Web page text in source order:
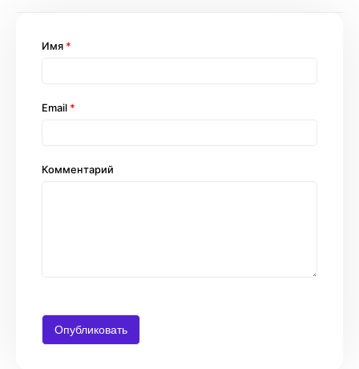
Комментарий
Имя *
Email *